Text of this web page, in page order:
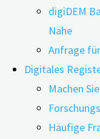
digiDEM
Nähe
Anfrage
Digitales
Machen
Häufige
27.02.202523.06.2026